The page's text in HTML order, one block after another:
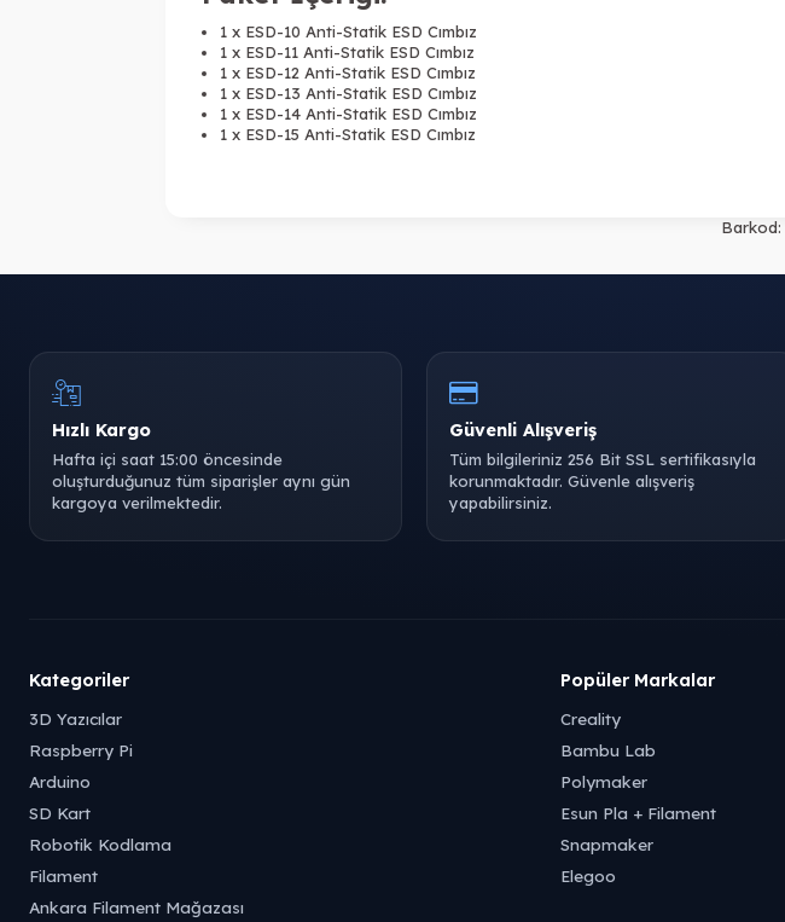
1 x ESD-10 Anti-Statik ESD Cımbız
1 x ESD-11 Anti-Statik ESD Cımbız
1 x ESD-12 Anti-Statik ESD Cımbız
1 x ESD-13 Anti-Statik ESD Cımbız
1 x ESD-14 Anti-Statik ESD Cımbız
1 x ESD-15 Anti-Statik ESD Cımbız
Barkod:
Hızlı Kargo
Hafta içi saat 15:00 öncesinde
oluşturduğunuz tüm siparişler aynı gün
kargoya verilmektedir.
Güvenli Alışveriş
Tüm bilgileriniz 256 Bit SSL sertifikasıyla
korunmaktadır. Güvenle alışveriş
yapabilirsiniz.
Kategoriler
3D Yazıcılar
Raspberry Pi
Arduino
SD Kart
Robotik Kodlama
Filament
Ankara Filament Mağazası
Popüler Markalar
Creality
Bambu Lab
Polymaker
Esun Pla + Filament
Snapmaker
Elegoo